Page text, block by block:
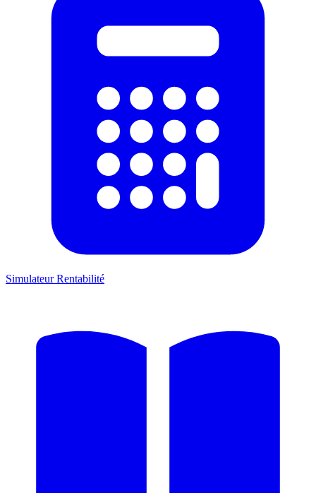
Simulateur Rentabilité